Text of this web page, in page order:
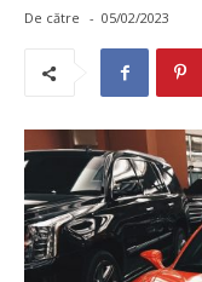
De către - 05/02/2023